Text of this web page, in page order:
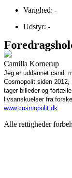
Varighed: -
Udstyr: -
Camilla Kornerup
Jeg er uddannet cand.
Cosmopolit siden 2012,
tager billeder og
livsanskuelser fra
www.cosmopolit.dk
Alle rettigheder